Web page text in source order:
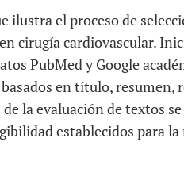
ilustra el proceso de
cirugía cardiovascular.
PubMed y Google
en título, resumen,
la evaluación de textos
establecidos para